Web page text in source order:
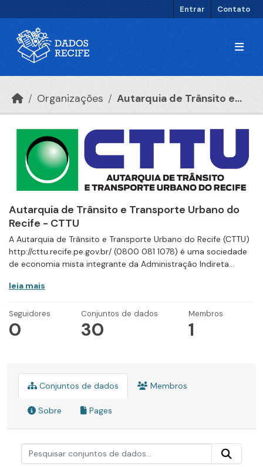
Entrar Contato
Organizações Autarquia de Trânsito e...
Autarquia de Trânsito e Transporte Urbano do
Recife - CTTU
A Autarquia de Trânsito e Transporte Urbano do Recife (CTTU)
http://cttu.recife.pe.gov.br/ (0800 081 1078) é uma sociedade
de economia mista integrante da Administração Indireta...
leia mais
Seguidores
0
Conjuntos de dados
30
Membros
1
Conjuntos de dados Membros
Sobre Pages